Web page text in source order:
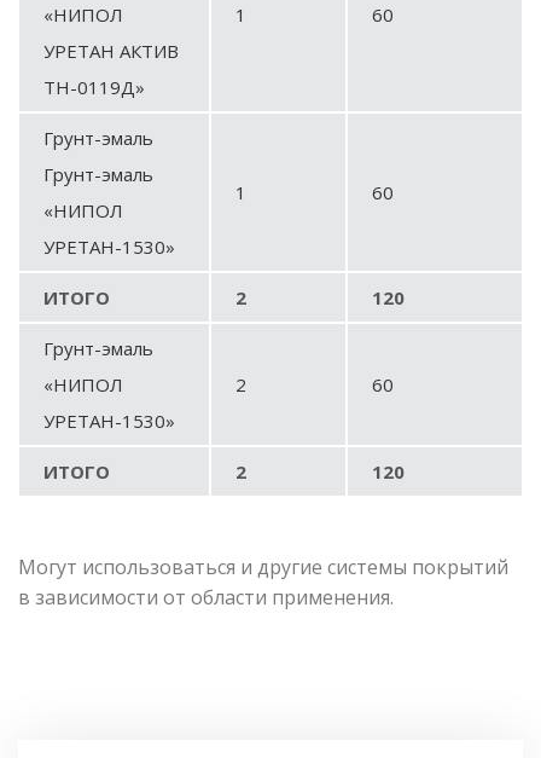
«НИПОЛ
УРЕТАН АКТИВ
ТН-0119Д»
1 60
Грунт-эмаль
Грунт-эмаль
«НИПОЛ
УРЕТАН-1530»
1 60
ИТОГО 2 120
Грунт-эмаль
«НИПОЛ
УРЕТАН-1530»
2 60
ИТОГО 2 120
Могут использоваться и другие системы покрытий
в зависимости от области применения.